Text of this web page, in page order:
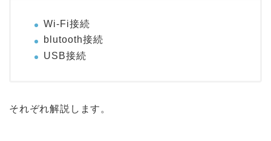
Wi-Fi接続
blutooth接続
USB接続
それぞれ解説します。